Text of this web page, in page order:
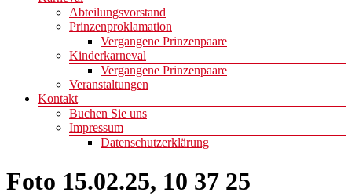
Abteilungsvorstand
Prinzenproklamation
Vergangene Prinzenpaare
Kinderkarneval
Vergangene Prinzenpaare
Veranstaltungen
Kontakt
Buchen Sie uns
Impressum
Datenschutzerklärung
Foto 15.02.25, 10 37 25